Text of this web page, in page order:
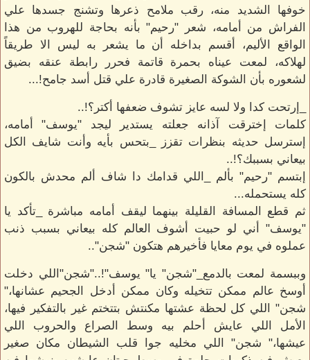
خوفها الشديد منه، رقب ملامح ذعرها وتشنج جسدها علي
الفراش من أمامه، شعر "رحيم" بأنه بحاجة للهروب من هذا
الواقع الأليم، أقسم بداخله أن ما يشعر به ليس الا طريقاً
لهلاكه، لمعت عيناه بحمرة قاتمة فحرر رابطة عنقه بضيق
لشعوره بأن الشوكة الصغيرة قادرة علي قتل أسد جامح!...
_إرتحت كدا ولا لسه عايز تشوف ضعفها أكتر؟!..
كلمات إخترقت آذانه جعلته يستدير ليجد "يوسف" أمامه،
إسترسل حديثه بنظرات تقزز _بتحس بأيه وأنت شايف الكل
بيعاني بسببك؟!..
إبتسم "رحيم" بألم _اللي قدامك دا شاف ألم محدش بالكون
كله يستحمله...
ثم قطع المسافة القليلة بينهما ليقف أمامه مباشرة _تأكد يا
"يوسف" أني لو حبيت أشوف العالم كله بيعاني بسبب ذنب
عملوه في يوم معايا فأخيرهم هتكون "شجن"..
وببسمة لمعت بالدمع_"شجن" يا" يوسف"!.."شجن"اللي دخلت
أوسخ عالم ممكن تتخيله وكان ممكن أدخل الجحيم عشانها،"
شجن" اللي كل لحظة عشتها مكنتش بتتختم غير بالتفكير فيها،
الأمل اللي عايش أحلم بيه وسط الصراع والحروب اللي
عيشها،" شجن" اللي مخليه جوا قلب الشيطان مكان صغير